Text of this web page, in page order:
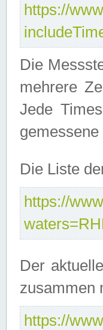
https://
Die
mehrere
Jede
Die Liste
https://
Der
zusammen
https://